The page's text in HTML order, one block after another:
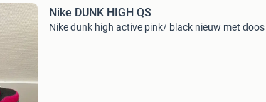
Nike DUNK HIGH QS
Nike dunk high active pink/ black nieuw met doos